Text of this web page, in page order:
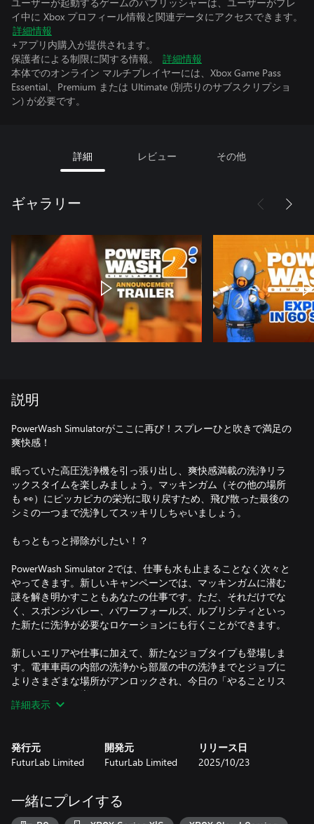
イ中に Xbox プロフィール情報と関連データにアクセスできます。
詳細情報
+アプリ内購入が提供されます。
保護者による制限に関する情報。
詳細情報
本体でのオンライン マルチプレイヤーには、Xbox Game Pass
Essential、Premium または Ultimate (別売りのサブスクリプショ
ン) が必要です。
詳細 レビュー その他
ギャラリー
説明
PowerWash Simulatorがここに再び！スプレーひと吹きで満足の
爽快感！
眠っていた高圧洗浄機を引っ張り出し、爽快感満載の洗浄リラ
ックスタイムを楽しみましょう。マッキンガム（その他の場所
も 👀）にピッカピカの栄光に取り戻すため、飛び散った最後の
シミの一つまで洗浄してスッキリしちゃいましょう。
もっともっと掃除がしたい！？
PowerWash Simulator 2では、仕事も水も止まることなく次々と
やってきます。新しいキャンペーンでは、マッキンガムに潜む
謎を解き明かすこともあなたの仕事です。ただ、それだけでな
く、スポンジバレー、パワーフォールズ、ルブリシティといっ
た新たに洗浄が必要なロケーションにも行くことができます。
新しいエリアや仕事に加えて、新たなジョブタイプも登場しま
す。電車車両の内部の洗浄から部屋の中の洗浄までとジョブに
よりさまざまな場所がアンロックされ、今日の「やることリス
ト」がどんどん増えていきます。
縦横無尽洗浄とはまさにこのこと！今回は、どんな場所でも驚
くほどピッカピカに仕上げる新洗浄ツールが登場します。色々
ましょう。新登場のロープアクセス装置や高所作業車で、高所
の掃除の夢を叶えるもよし、広範囲を一気に掃除できる床用ク
リーナーで地上の汚れを一掃するもよし。どんな清掃あなたの
詳細表示
発行元
FuturLab Limited
開発元
FuturLab Limited
リリース日
2025/10/23
一緒にプレイする